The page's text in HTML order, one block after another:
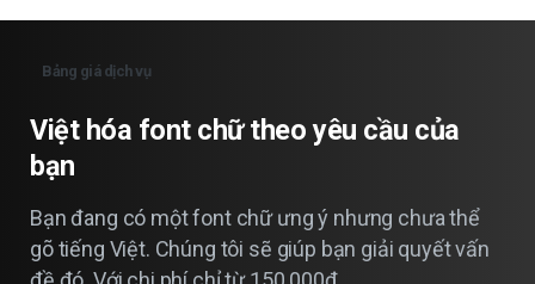
Bảng giá dịch vụ
Việt hóa font chữ theo yêu cầu của
bạn
Bạn đang có một font chữ ưng ý nhưng chưa thể
gõ tiếng Việt. Chúng tôi sẽ giúp bạn giải quyết vấn